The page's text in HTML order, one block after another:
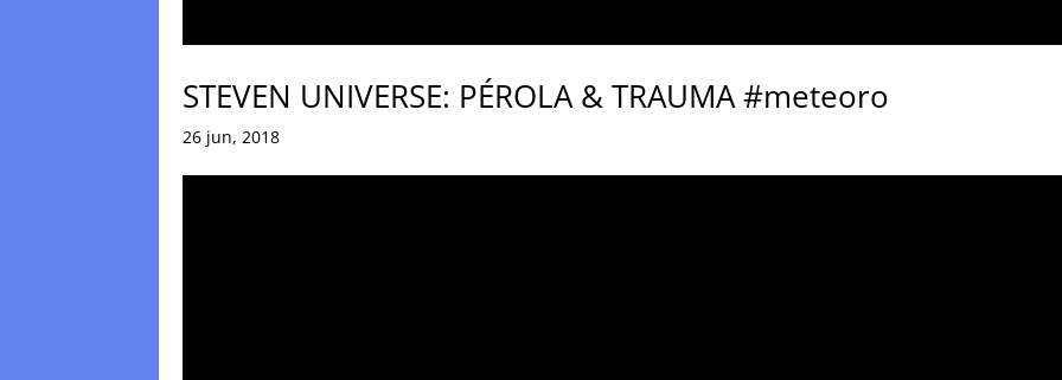
STEVEN UNIVERSE: PÉROLA & TRAUMA #meteoro
26 jun, 2018